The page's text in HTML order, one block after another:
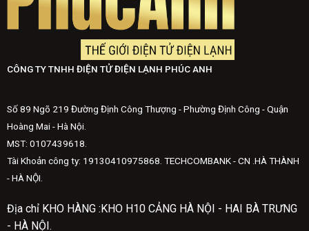
CÔNG TY TNHH ĐIỆN TỬ ĐIỆN LẠNH PHÚC ANH
Số 89 Ngõ 219 Đường Định Công Thượng - Phường Định Công - Quận
Hoàng Mai - Hà Nội.
MST: 0107439618.
Tài Khoản công ty: 19130410975868. TECHCOMBANK - CN .HÀ THÀNH
- HÀ NỘI.
Địa chỉ KHO HÀNG :KHO H10 CẢNG HÀ NỘI - HAI BÀ TRƯNG
- HÀ NỘI.